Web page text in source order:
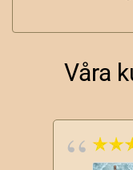
Våra